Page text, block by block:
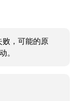
败，可能的原
。